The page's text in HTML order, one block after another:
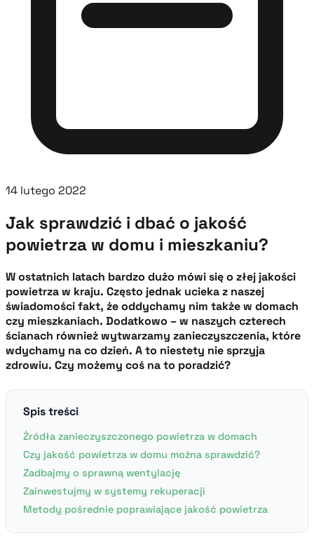
14 lutego 2022
Jak sprawdzić i dbać o jakość
powietrza w domu i mieszkaniu?
W ostatnich latach bardzo dużo mówi się o złej jakości
powietrza w kraju. Często jednak ucieka z naszej
świadomości fakt, że oddychamy nim także w domach
czy mieszkaniach. Dodatkowo – w naszych czterech
ścianach również wytwarzamy zanieczyszczenia, które
wdychamy na co dzień. A to niestety nie sprzyja
zdrowiu. Czy możemy coś na to poradzić?
Spis treści
Źródła zanieczyszczonego powietrza w domach
Czy jakość powietrza w domu można sprawdzić?
Zadbajmy o sprawną wentylację
Zainwestujmy w systemy rekuperacji
Metody pośrednie poprawiające jakość powietrza